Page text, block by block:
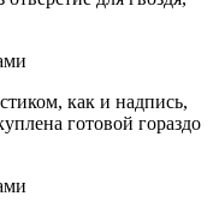
как и надпись,
готовой гораздо